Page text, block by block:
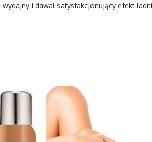
i dawał satysfakcjonujący efekt